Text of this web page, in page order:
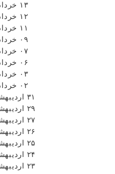
۱۳ خرداد ۱۴۰۵
۱۲ خرداد ۱۴۰۵
۱۱ خرداد ۱۴۰۵
۰۹ خرداد ۱۴۰۵
۰۷ خرداد ۱۴۰۵
۰۶ خرداد ۱۴۰۵
۰۳ خرداد ۱۴۰۵
۰۲ خرداد ۱۴۰۵
۳۱ اردیبهشت ۱۴۰۵
۲۹ اردیبهشت ۱۴۰۵
۲۷ اردیبهشت ۱۴۰۵
۲۶ اردیبهشت ۱۴۰۵
۲۵ اردیبهشت ۱۴۰۵
۲۴ اردیبهشت ۱۴۰۵
۲۳ اردیبهشت ۱۴۰۵